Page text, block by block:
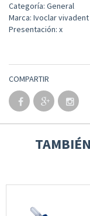
Categoría: General
Marca: Ivoclar vivadent
Presentación: x
COMPARTIR